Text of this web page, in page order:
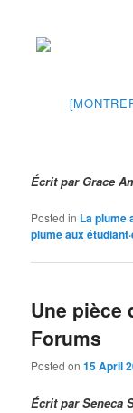
Écrit par Grace
Posted in La plume
plume aux
Une pièce
Forums
Posted on15 April
Écrit par Seneca